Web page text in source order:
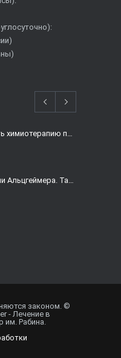
Когда есть смысл проводить химиотерапию при раке толстой кишки?
Виагра снижает риск болезни Альцгеймера. Так ли это?
законом. ©
- Лечение в
им. Рабина.